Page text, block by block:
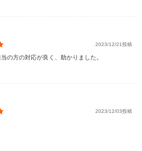
2023/12/21投稿
の方の対応が良く、助かりました。
2023/12/03投稿